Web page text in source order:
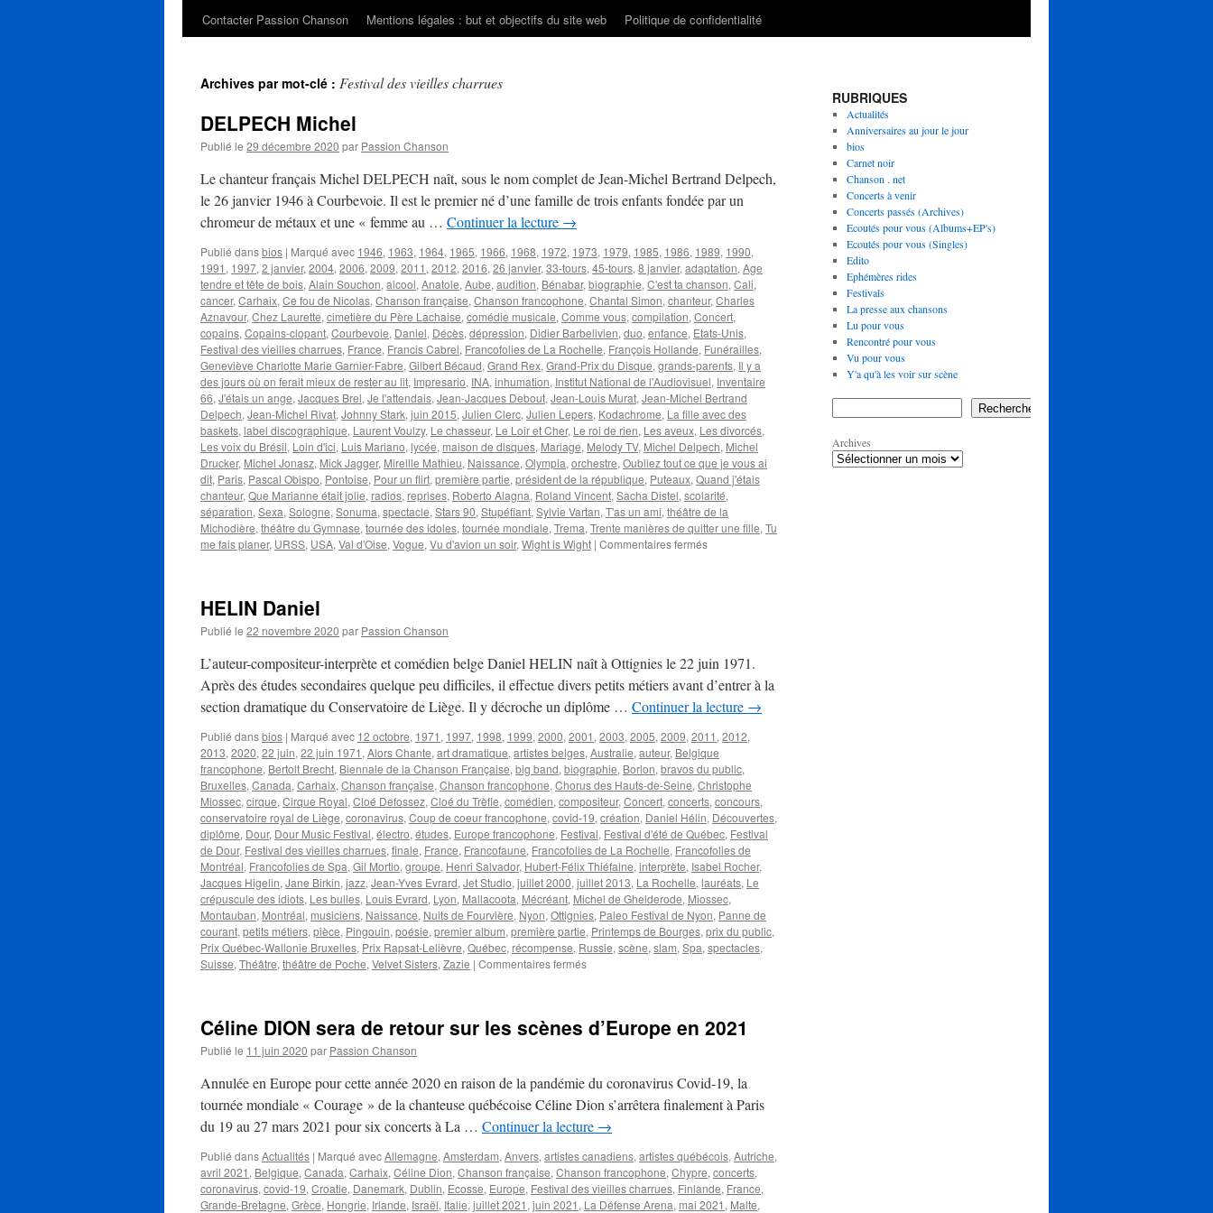
Contacter Passion Chanson
Mentions légales : but et objectifs du site web Politique de confidentialité
Archives par mot-clé : Festival des vieilles charrues
DELPECH Michel
Publié le 29 décembre 2020 par Passion Chanson
Le chanteur français Michel DELPECH naît, sous le nom complet de Jean-Michel Bertrand Delpech,
le 26 janvier 1946 à Courbevoie. Il est le premier né d’une famille de trois enfants fondée par un
chromeur de métaux et une « femme au … Continuer la lecture →
Publié dansbios | Marqué avec 1946, 1963, 1964, 1965, 1966, 1968, 1972, 1973, 1979, 1985, 1986, 1989, 1990,
1991 , 1997, 2 janvier, 2004, 2006, 2009, 2011 , 2012, 2016, 26 janvier, 33-tours, 45-tours, 8 janvier, adaptation, Age
tendre et tête de bois, Alain Souchon, alcool, Anatole, Aube, audition, Bénabar, biographie, C'est ta chanson, Cali,
cancer, Carhaix, Ce fou de Nicolas, Chanson française, Chanson francophone, Chantal Simon, chanteur, Charles
Aznavour, Chez Laurette, cimetière du Père Lachaise, comédie musicale, Comme vous, compilation, Concert,
copains, Copains-clopant, Courbevoie, Daniel, Décès, dépression, Didier Barbelivien, duo, enfance, Etats-Unis,
Festival des vieilles charrues, France, Francis Cabrel, Francofolies de La Rochelle, François Hollande, Funérailles,
Geneviève Charlotte Marie Garnier-Fabre, Gilbert Bécaud, Grand Rex, Grand-Prix du Disque, grands-parents, Il y a
des jours où on ferait mieux de rester au lit, Impresario, INA, inhumation, Institut National de l'Audiovisuel, Inventaire
66, J'étais un ange, Jacques Brel, Je l'attendais, Jean-Jacques Debout, Jean-Louis Murat, Jean-Michel Bertrand
Delpech, Jean-Michel Rivat, Johnny Stark, juin 2015, Julien Clerc, Julien Lepers, Kodachrome, La fille avec des
baskets, label discographique, Laurent Voulzy, Le chasseur, Le Loir et Cher, Le roi de rien, Les aveux, Les divorcés,
Les voix du Brésil, Loin d'ici, Luis Mariano, lycée, maison de disques, Mariage, Melody TV, Michel Delpech, Michel
Drucker, Michel Jonasz, Mick Jagger, Mireille Mathieu, Naissance, Olympia, orchestre, Oubliez tout ce que je vous ai
dit, Paris, Pascal Obispo, Pontoise, Pour un flirt, première partie, président de la république, Puteaux, Quand j'étais
chanteur, Que Marianne était jolie, radios, reprises, Roberto Alagna, Roland Vincent, Sacha Distel, scolarité,
séparation, Sexa, Sologne, Sonuma, spectacle, Stars 90, Stupéfiant, Sylvie Vartan, T'as un ami, théâtre de la
Michodière, théâtre du Gymnase, tournée des idoles, tournée mondiale, Trema, Trente manières de quitter une fille, Tu
me fais planer, URSS, USA, Val d'Oise, Vogue, Vu d'avion un soir, Wight is Wight | Commentaires ferméssur
HELIN Daniel
Publié le 22 novembre 2020 par Passion Chanson
L’auteur-compositeur-interprète et comédien belge Daniel HELIN naît à Ottignies le 22 juin 1971.
Après des études secondaires quelque peu difficiles, il effectue divers petits métiers avant d’entrer à la
section dramatique du Conservatoire de Liège. Il y décroche un diplôme … Continuer la lecture →
Publié dansbios | Marqué avec 12 octobre, 1971 , 1997, 1998, 1999, 2000, 2001 , 2003, 2005, 2009, 2011 , 2012,
2013, 2020, 22 juin, 22 juin 1971 , Alors Chante, art dramatique, artistes belges, Australie, auteur, Belgique
francophone, Bertolt Brecht, Biennale de la Chanson Française, big band, biographie, Borlon, bravos du public,
Bruxelles, Canada, Carhaix, Chanson française, Chanson francophone, Chorus des Hauts-de-Seine, Christophe
Miossec, cirque, Cirque Royal, Cloé Defossez, Cloé du Trèfle, comédien, compositeur, Concert, concerts, concours,
conservatoire royal de Liège, coronavirus, Coup de coeur francophone, covid-19, création, Daniel Hélin, Découvertes,
diplôme, Dour, Dour Music Festival, électro, études, Europe francophone, Festival, Festival d'été de Québec, Festival
de Dour, Festival des vieilles charrues, finale, France, Francofaune, Francofolies de La Rochelle, Francofolies de
Montréal, Francofolies de Spa, Gil Mortio, groupe, Henri Salvador, Hubert-Félix Thiéfaine, interprète, Isabel Rocher,
Jacques Higelin, Jane Birkin, jazz, Jean-Yves Evrard, Jet Studio, juillet 2000, juillet 2013, La Rochelle, lauréats, Le
crépuscule des idiots, Les bulles, Louis Evrard, Lyon, Mallacoota, Mécréant, Michel de Ghelderode, Miossec,
Montauban, Montréal, musiciens, Naissance, Nuits de Fourvière, Nyon, Ottignies, Paleo Festival de Nyon, Panne de
courant, petits métiers, pièce, Pingouin, poésie, premier album, première partie, Printemps de Bourges, prix du public,
Prix Québec-Wallonie Bruxelles, Prix Rapsat-Lelièvre, Québec, récompense, Russie, scène, slam, Spa, spectacles,
Suisse, Théâtre, théâtre de Poche, Velvet Sisters, Zazie | Commentaires ferméssur
Céline DION sera de retour sur les scènes d’Europe en 2021
Publié le 11 juin 2020 par Passion Chanson
Annulée en Europe pour cette année 2020 en raison de la pandémie du coronavirus Covid-19, la
tournée mondiale « Courage » de la chanteuse québécoise Céline Dion s’arrêtera finalement à Paris
du 19 au 27 mars 2021 pour six concerts à La … Continuer la lecture →
Publié dansActualités | Marqué avecAllemagne, Amsterdam, Anvers, artistes canadiens, artistes québécois, Autriche,
avril 2021 , Belgique, Canada, Carhaix, Céline Dion, Chanson française, Chanson francophone, Chypre, concerts,
coronavirus, covid-19, Croatie, Danemark, Dublin, Ecosse, Europe, Festival des vieilles charrues, Finlande, France,
Grande-Bretagne, Grèce, Hongrie, Irlande, Israël, Italie, juillet 2021 , juin 2021 , La Défense Arena, mai 2021 , Malte,
RUBRIQUES
Actualités
Anniversaires au jour le jour
bios
Carnet noir
Chanson . net
Concerts à venir
Concerts passés (Archives)
Ecoutés pour vous (Albums+EP's)
Ecoutés pour vous (Singles)
Edito
Ephémères rides
Festivals
La presse aux chansons
Lu pour vous
Rencontré pour vous
Vu pour vous
Y'a qu'à les voir sur scène
Rechercher
Archives